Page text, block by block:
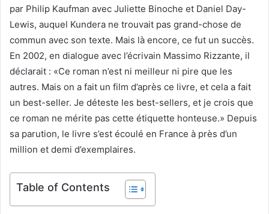
par Philip Kaufman avec Juliette Binoche et Daniel Day-
Lewis, auquel Kundera ne trouvait pas grand-chose de
commun avec son texte. Mais là encore, ce fut un succès.
En 2002, en dialogue avec l’écrivain Massimo Rizzante, il
déclarait : «Ce roman n’est ni meilleur ni pire que les
autres. Mais on a fait un film d’après ce livre, et cela a fait
un best-seller. Je déteste les best-sellers, et je crois que
ce roman ne mérite pas cette étiquette honteuse.» Depuis
sa parution, le livre s’est écoulé en France à près d’un
million et demi d’exemplaires.
Table of Contents